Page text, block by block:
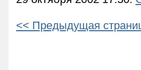
<< Предыдущая